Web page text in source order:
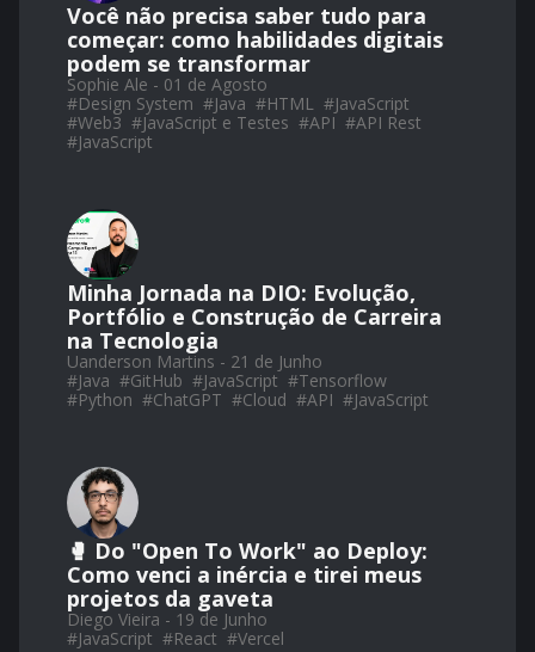
Você não precisa saber tudo para
começar: como habilidades digitais
podem se transformar
Sophie Ale - 01 de Agosto
#Design System #Java #HTML #JavaScript
#Web3 #JavaScript e Testes #API #API Rest
#JavaScript
Minha Jornada na DIO: Evolução,
Portfólio e Construção de Carreira
na Tecnologia
Uanderson Martins - 21 de Junho
#Java #GitHub #JavaScript #Tensorflow
#Python #ChatGPT #Cloud #API #JavaScript
🥊 Do "Open To Work" ao Deploy:
Como venci a inércia e tirei meus
projetos da gaveta
Diego Vieira - 19 de Junho
#JavaScript #React #Vercel